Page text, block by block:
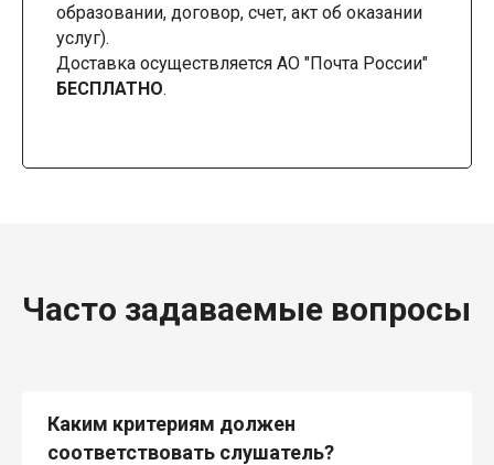
образовании, договор, счет, акт об оказании
услуг).
Доставка осуществляется АО "Почта России"
БЕСПЛАТНО.
Часто задаваемые вопросы
Каким критериям должен
соответствовать слушатель?